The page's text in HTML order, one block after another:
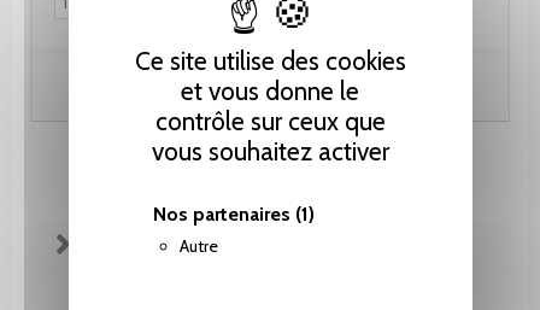
Ce site utilise des cookies
et vous donne le
contrôle sur ceux que
vous souhaitez activer
Nos partenaires (1)
Autre
Ajouter au panier
FICHE TECHNIQUE